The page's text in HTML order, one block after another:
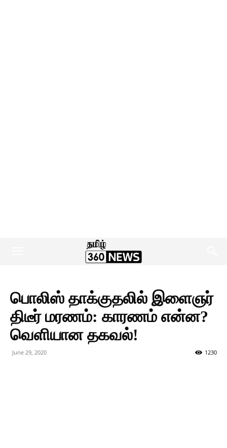
பொலிஸ் தாக்குதலில் இளைஞர்
திடீர் மரணம்: காரணம் என்ன?
வெளியான தகவல்!
June 29, 2020 1230